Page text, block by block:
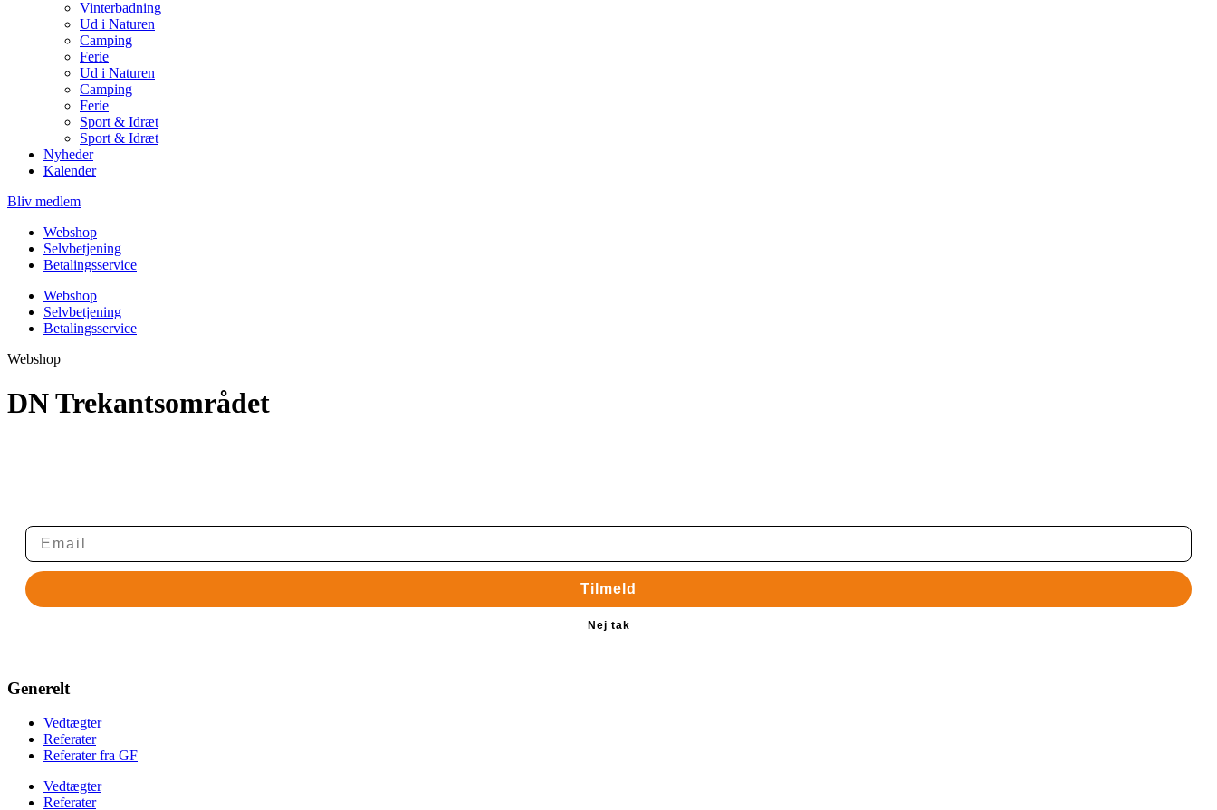
Vinterbadning
Ud i Naturen
Camping
Ferie
Ud i Naturen
Camping
Ferie
Sport & Idræt
Sport & Idræt
Nyheder
Kalender
Bliv medlem
Webshop
Selvbetjening
Betalingsservice
Webshop
Selvbetjening
Betalingsservice
Webshop
DN Trekantsområdet
Tilmeld
Nej tak
Generelt
Vedtægter
Referater
Referater fra GF
Vedtægter
Referater